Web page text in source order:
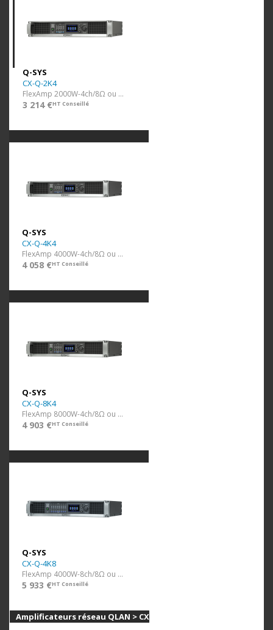
Q-SYS
CX-Q-2K4
FlexAmp 2000W-4ch/8Ω ou 100V (Q-Lan)
3 214 €HT Conseillé
Q-SYS
CX-Q-4K4
FlexAmp 4000W-4ch/8Ω ou 100V (Q-Lan)
4 058 €HT Conseillé
Q-SYS
CX-Q-8K4
FlexAmp 8000W-4ch/8Ω ou 100V (Q-Lan)
4 903 €HT Conseillé
Q-SYS
CX-Q-4K8
FlexAmp 4000W-8ch/8Ω ou 100V (Q-Lan)
5 933 €HT Conseillé
Amplificateurs réseau QLAN > CX-Q